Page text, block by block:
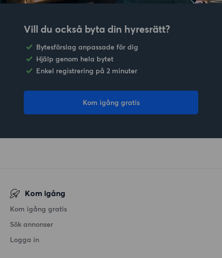
Vill du också byta din hyresrätt?
Bytesförslag anpassade för dig
Hjälp genom hela bytet
Enkel registrering på 2 minuter
Kom igång gratis
Kom igång
Kom igång gratis
Sök annonser
Logga in